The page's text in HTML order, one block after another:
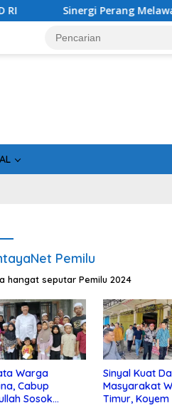
Perang Melawan Narkoba
Pemilu
hangat seputar Pemilu 2024
Warga
Cabup
Sosok
Sinyal Kuat
Masyarakat
Timur, Koyem